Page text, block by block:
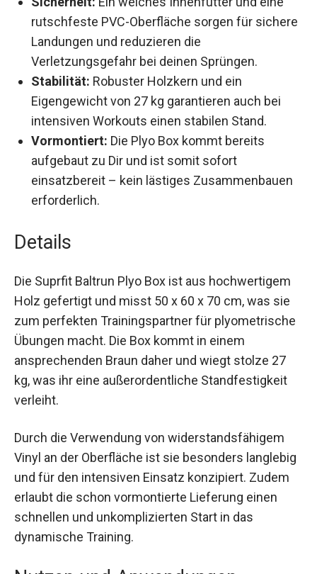
Sicherheit: Ein weiches Innenfutter und eine
rutschfeste PVC-Oberfläche sorgen für
sichere Landungen und reduzieren die
Verletzungsgefahr bei deinen Sprüngen.
Stabilität: Robuster Holzkern und ein
Eigengewicht von 27 kg garantieren auch bei
intensiven Workouts einen stabilen Stand.
Vormontiert: Die Plyo Box kommt bereits
aufgebaut zu Dir und ist somit sofort
einsatzbereit – kein lästiges
Zusammenbauen erforderlich.
Details
Die Suprfit Baltrun Plyo Box ist aus hochwertigem
Holz gefertigt und misst 50 x 60 x 70 cm, was sie
zum perfekten Trainingspartner für
plyometrische Übungen macht. Die Box kommt in
einem ansprechenden Braun daher und wiegt
stolze 27 kg, was ihr eine außerordentliche
Standfestigkeit verleiht.
Durch die Verwendung von widerstandsfähigem
Vinyl an der Oberfläche ist sie besonders
langlebig und für den intensiven Einsatz
konzipiert. Zudem erlaubt die schon vormontierte
Lieferung einen schnellen und unkomplizierten
Start in das dynamische Training.